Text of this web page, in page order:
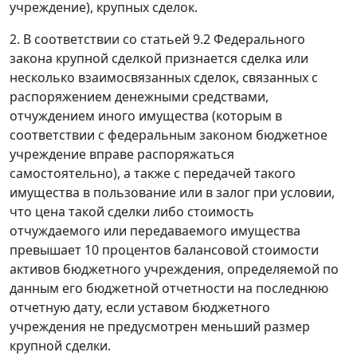
учреждение), крупных сделок.
2. В соответствии со статьей 9.2 Федерального
закона крупной сделкой признается сделка или
несколько взаимосвязанных сделок, связанных с
распоряжением денежными средствами,
отчуждением иного имущества (которым в
соответствии с федеральным законом бюджетное
учреждение вправе распоряжаться
самостоятельно), а также с передачей такого
имущества в пользование или в залог при условии,
что цена такой сделки либо стоимость
отчуждаемого или передаваемого имущества
превышает 10 процентов балансовой стоимости
активов бюджетного учреждения, определяемой по
данным его бюджетной отчетности на последнюю
отчетную дату, если уставом бюджетного
учреждения не предусмотрен меньший размер
крупной сделки.